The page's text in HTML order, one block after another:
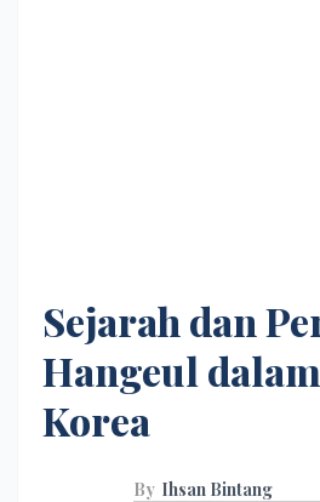
Sejarah dan
Hangeul
Korea
By Ihsan Bintang